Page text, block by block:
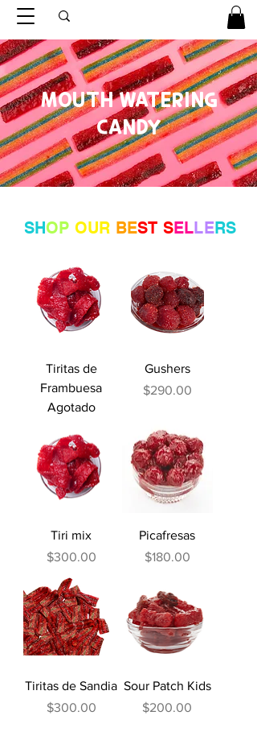
MOUTH WATERING
CANDY
SHOP OUR BEST SELLERS
Tiritas de
Frambuesa
Agotado
Gushers
Precio
$290.00
Tiri mix
Precio
$300.00
Picafresas
Precio
$180.00
Tiritas de Sandia
Precio
$300.00
Sour Patch Kids
Precio
$200.00